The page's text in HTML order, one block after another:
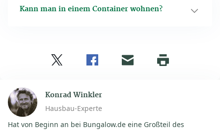
Kann man in einem Container wohnen?
Konrad Winkler
Hausbau-Experte
Hat von Beginn an bei Bungalow.de eine Großteil des